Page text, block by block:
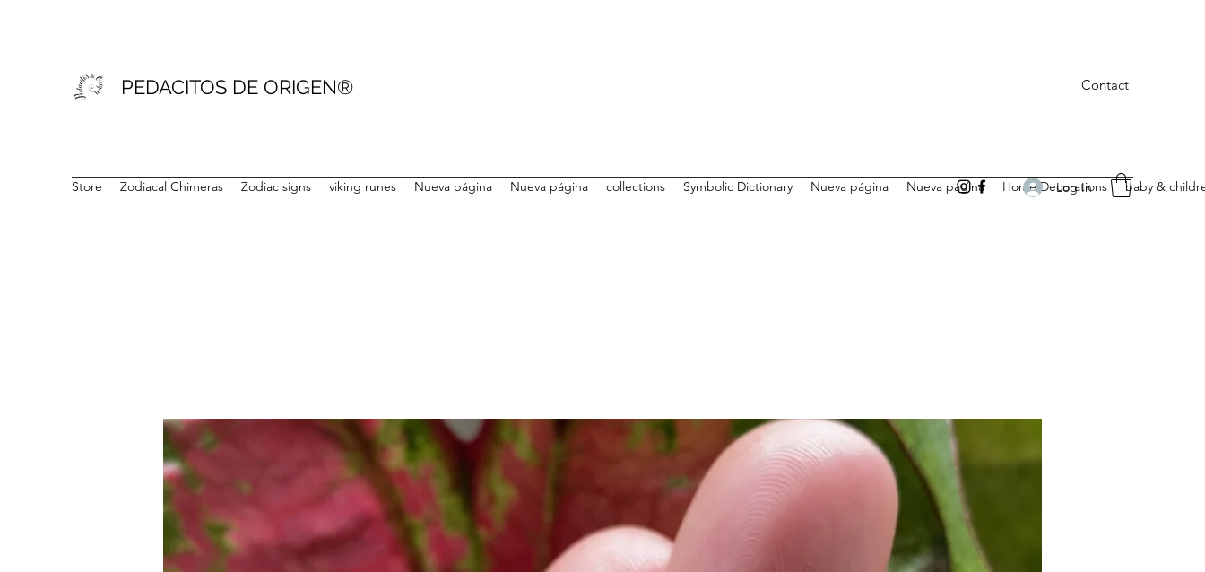
PEDACITOS DE ORIGEN® Contact
Store Zodiacal Chimeras Zodiac signs viking runes Nueva página Nueva página collections Symbolic Dictionary Nueva página Nueva página Home Decorations baby &
Log In